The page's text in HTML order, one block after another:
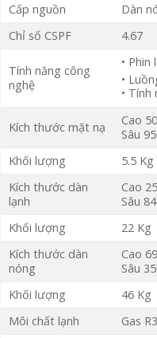
Cấp nguồn
Dàn
Chỉ số CSPF
4.67
Tính năng công
nghệ
• Phin
•
•
Kích thước mặt nạ
Cao
Sâu
Khối lượng
5.5 Kg
Kích thước dàn
lạnh
Cao
Sâu
Khối lượng
22 Kg
Kích thước dàn
nóng
Cao
Sâu
Khối lượng
46 Kg
Môi chất lạnh
Gas